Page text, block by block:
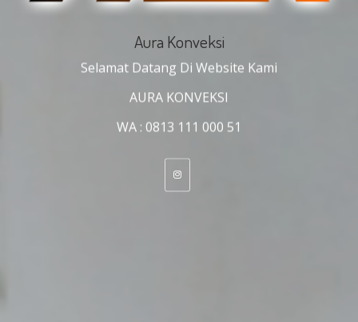
Aura Konveksi
Selamat Datang Di Website Kami
AURA KONVEKSI
WA : 0813 111 000 51